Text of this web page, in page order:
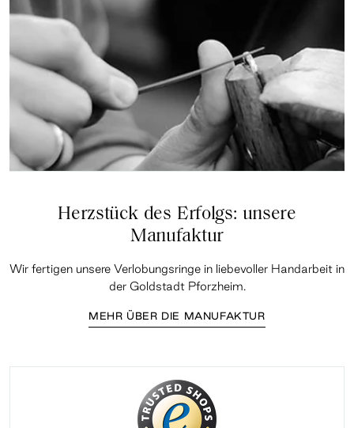
Herzstück des Erfolgs: unsere
Manufaktur
Wir fertigen unsere Verlobungsringe in liebevoller Handarbeit in
der Goldstadt Pforzheim.
MEHR ÜBER DIE MANUFAKTUR